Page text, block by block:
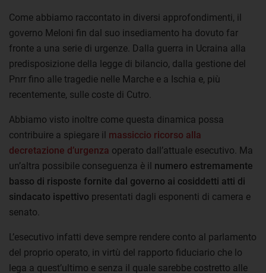
Come abbiamo raccontato in diversi approfondimenti, il
governo Meloni fin dal suo insediamento ha dovuto far
fronte a una serie di urgenze. Dalla guerra in Ucraina alla
predisposizione della legge di bilancio, dalla gestione del
Pnrr fino alle tragedie nelle Marche e a Ischia e, più
recentemente, sulle coste di Cutro.
Abbiamo visto inoltre come questa dinamica possa
contribuire a spiegare il massiccio ricorso alla
decretazione d’urgenza operato dall’attuale esecutivo. Ma
un’altra possibile conseguenza è il numero estremamente
basso di risposte fornite dal governo ai cosiddetti atti di
sindacato ispettivo presentati dagli esponenti di camera e
senato.
L’esecutivo infatti deve sempre rendere conto al parlamento
del proprio operato, in virtù del rapporto fiduciario che lo
lega a quest’ultimo e senza il quale sarebbe costretto alle